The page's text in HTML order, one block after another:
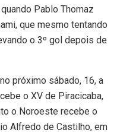
Pablo Thomaz
que mesmo tentando
o 3º gol depois de
próximo sábado, 16, a
o XV de Piracicaba,
o Noroeste recebe o
Alfredo de Castilho, em